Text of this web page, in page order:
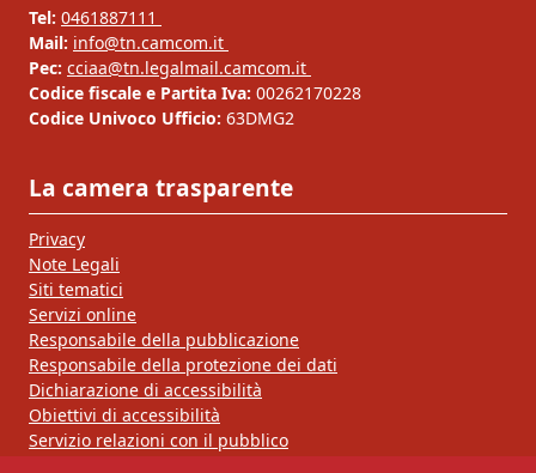
Tel: 0461887111
Mail: info@tn.camcom.it
Pec: cciaa@tn.legalmail.camcom.it
Codice fiscale e Partita Iva: 00262170228
Codice Univoco Ufficio: 63DMG2
La camera trasparente
Privacy
Note Legali
Siti tematici
Servizi online
Responsabile della pubblicazione
Responsabile della protezione dei dati
Dichiarazione di accessibilità
Obiettivi di accessibilità
Servizio relazioni con il pubblico